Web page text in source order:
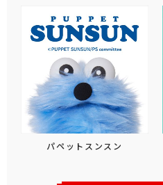
パペットスンスン